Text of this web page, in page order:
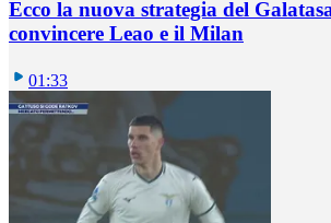
Ecco la nuova strategia del
convincere Leao e il Milan
01:33